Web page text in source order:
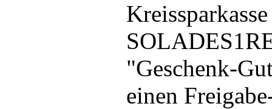
"Geschenk-
einen